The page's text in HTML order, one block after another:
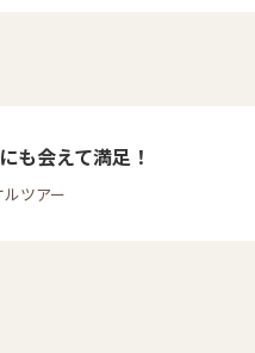
も会えて満足！
ツアー